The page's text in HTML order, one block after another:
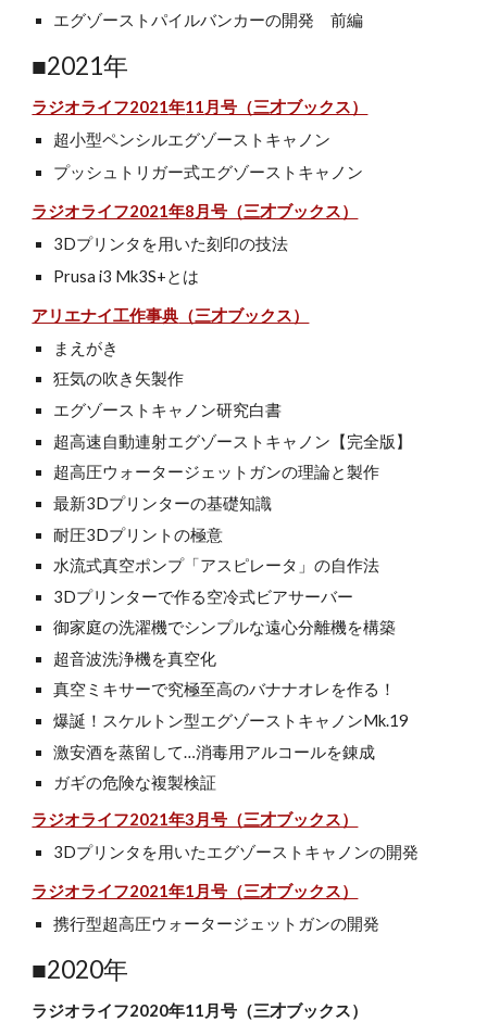
エグゾーストパイルバンカーの開発 前編
■2021年
ラジオライフ2021年11 月号（三才ブックス）
超小型ペンシルエグゾーストキャノン
プッシュトリガー式エグゾーストキャノン
ラジオライフ2021年8 月号（三才ブックス）
3Dプリンタを用いた刻印の技法
Prusa i3 Mk3S+とは
アリエナイ工作事典 （三才ブックス）
まえがき
狂気の吹き矢製作
エグゾーストキャノン研究白書
超高速自動連射エグゾーストキャノン【完全版】
超高圧ウォータージェットガンの理論と製作
最新3Dプリンターの基礎知識
耐圧3Dプリントの極意
水流式真空ポンプ「アスピレータ」の自作法
3Dプリンターで作る空冷式ビアサーバー
御家庭の洗濯機でシンプルな遠心分離機を構築
超音波洗浄機を真空化
真空ミキサーで究極至高のバナナオレを作る！
爆誕！スケルトン型エグゾーストキャノンMk.19
激安酒を蒸留して…消毒用アルコールを錬成
ガギの危険な複製検証
ラジオライフ2021年3月号（三才ブックス）
3Dプリンタを用いたエグゾーストキャノンの開発
ラジオライフ2021年1月号（三才ブックス）
携行型超高圧ウォータージェットガンの開発
■2020年
ラジオライフ2020年11月号（三才ブックス）